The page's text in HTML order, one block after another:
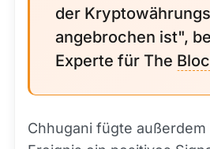
der
angebrochen ist",
Experte für The
Chhugani fügte